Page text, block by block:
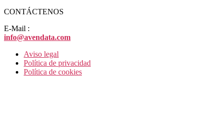
CONTÁCTENOS
E-Mail :
info@avendata.com
Aviso legal
Política de privacidad
Política de cookies